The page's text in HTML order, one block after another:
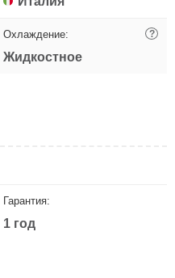
Охлаждение: ?
Жидкостное
Гарантия:
1 год